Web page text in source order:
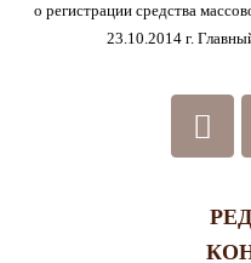
о регистрации средства
23.10.2014 г.